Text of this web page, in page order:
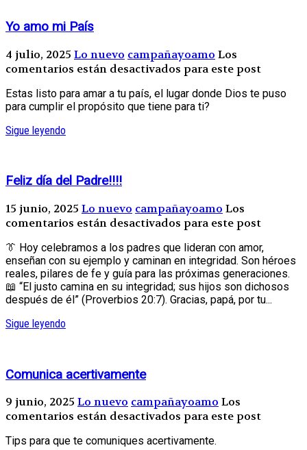
Yo amo mi País
4 julio, 2025 Lo nuevo campañayoamo Los
comentarios están desactivados para este post
Estas listo para amar a tu país, el lugar donde Dios te puso
para cumplir el propósito que tiene para ti?
Sigue leyendo
Feliz día del Padre!!!!
15 junio, 2025 Lo nuevo campañayoamo Los
comentarios están desactivados para este post
👔 Hoy celebramos a los padres que lideran con amor,
enseñan con su ejemplo y caminan en integridad. Son héroes
reales, pilares de fe y guía para las próximas generaciones.
📖 “El justo camina en su integridad; sus hijos son dichosos
después de él” (Proverbios 20:7). Gracias, papá, por tu...
Sigue leyendo
Comunica acertivamente
9 junio, 2025 Lo nuevo campañayoamo Los
comentarios están desactivados para este post
Tips para que te comuniques acertivamente.